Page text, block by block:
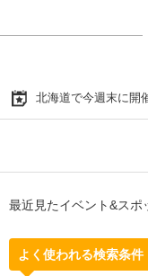
北海道で今週末に開
最近見たイベント&スポ
よく使われる検索条件